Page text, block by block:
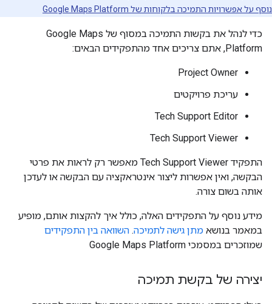
נוסף על אפשרויות התמיכה בלקוחות של Google Maps Platform
כדי לנהל את בקשות התמיכה במסוף של Google Maps
Platform, אתם צריכים אחד מהתפקידים הבאים:
Project Owner
עריכת פרויקטים
Tech Support Editor
Tech Support Viewer
התפקיד Tech Support Viewer מאפשר רק לראות את פרטי
הבקשה, ואין אפשרות ליצור אינטראקציה עם הבקשה או לעדכן
אותה בשום צורה.
מידע נוסף על התפקידים האלה, כולל איך להקצות אותם, מופיע
במאמר בנושא מתן גישה לתמיכה. השוואה בין התפקידים
שמוזכרים במסמכי Google Maps Platform
יצירה של בקשת תמיכה